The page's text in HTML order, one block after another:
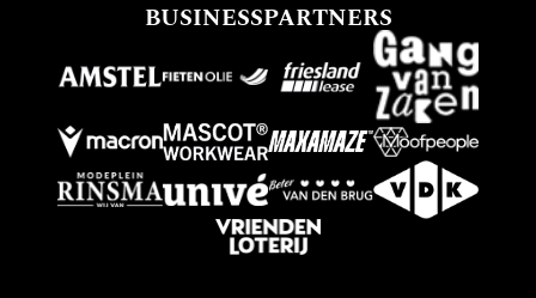
BUSINESSPARTNERS